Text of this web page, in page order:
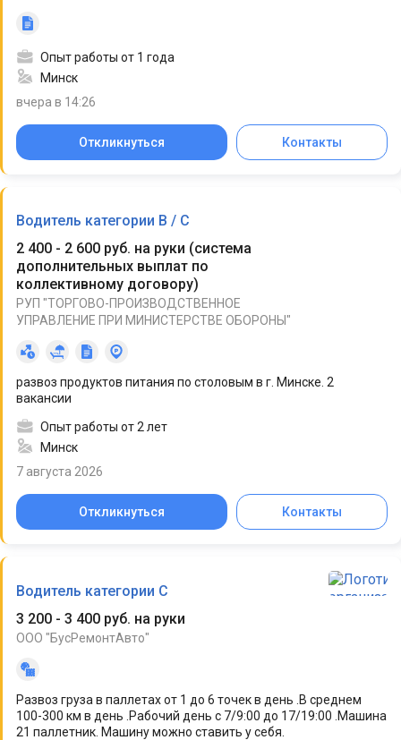
Опыт работы от 1 года
Минск
вчера в 14:26
Откликнуться Контакты
Водитель категории В / С
2 400 - 2 600 руб. на руки (система
дополнительных выплат по
коллективному договору)
РУП "ТОРГОВО-ПРОИЗВОДСТВЕННОЕ
УПРАВЛЕНИЕ ПРИ МИНИСТЕРСТВЕ ОБОРОНЫ"
развоз продуктов питания по столовым в г. Минске. 2
вакансии
Опыт работы от 2 лет
Минск
7 августа 2026
Откликнуться Контакты
Водитель категории C
3 200 - 3 400 руб. на руки
ООО "БусРемонтАвто"
Развоз груза в паллетах от 1 до 6 точек в день .В среднем
100-300 км в день .Рабочий день с 7/9:00 до 17/19:00 .Машина
21 паллетник. Машину можно ставить у себя.